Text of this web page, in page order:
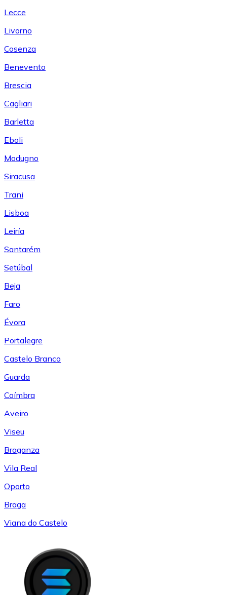
Lecce
Livorno
Cosenza
Benevento
Brescia
Cagliari
Barletta
Eboli
Modugno
Siracusa
Trani
Lisboa
Leiría
Santarém
Setúbal
Beja
Faro
Évora
Portalegre
Castelo Branco
Guarda
Coímbra
Aveiro
Viseu
Braganza
Vila Real
Oporto
Braga
Viana do Castelo